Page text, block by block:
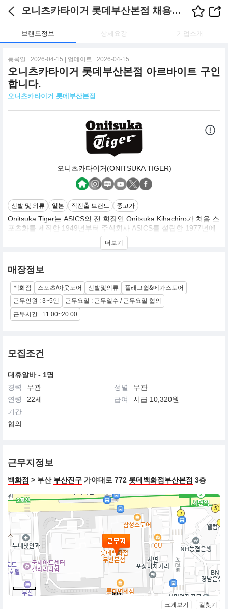
오니츠카타이거 롯데부산본점 채용정보
브랜드정보 상세요강 기업소개
등록일 : 2026-04-15 | 업데이트 : 2026-04-15
오니츠카타이거 롯데부산본점 아르바이트 구인
합니다.
오니츠카타이거 롯데부산본점
오니츠카타이거(ONITSUKA TIGER)
신발 및 의류 일본 직진출 브랜드 중고가
Onitsuka Tiger는 ASICS의 전 회장인 Onitsuka Kihachiro가 처음 스
포츠화를 제작한 1949년부터 주식회사 ASICS를 설립한 1977년에
이르기까지 제조하고 있던 SHOES 브랜드로, 2002년 9월부터 새롭
게 Life Style Fashion Shoes로 본격적으로 전개해, 전세계의 젊은
본격 전개 이후, 순조롭게 판매를 늘려, 2003년 4월 첫 직영점
Onitsuka Tiger Tokyo를 오픈 하였고, 그 해 가을부터는 T-Shirts,
Jacket 등의 Apparel 상품과 Bag 류도 전개하고 있습니다.
그 후, Onitsuka Tiger는 New York, LA, San Francisco, Paris,
Berlin, London, Milano, Tokyo에 이어 지난 2004년 7월 한국에 런
ASICS에서는, 이러한 Life Style 시장대응 강화를 중기 경영계획
ASICS CHALLENGE PLAN (A.C.P)의 전략의 하나로 수립하고
키워 판매의 확대를 목표로 합니다.
더보기
매장정보
백화점 스포츠/아웃도어 신발및의류
플래그쉽&메가스토어
근무인원 : 3~5인
근무요일 : 근무일수 / 근무요일 협의
근무시간 : 11:00~20:00
모집조건
대휴알바 - 1명
경력
무관 성별
무관
연령
22세 급여
시급 10,320원
기간
협의
근무지정보
백화점 > 부산 부산진구 가야대로 772 롯데백화점부산본점 3층
50m
크게보기 길찾기